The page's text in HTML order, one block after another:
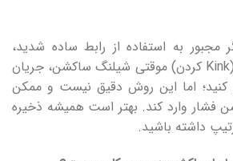
مجبور به استفاده از رابط ساده شدید،
می‌توانید با خم کردن (Kink کردن) موقتی شیلنگ ساکشن، جریان
اما این روش دقیق نیست و ممکن
فشار وارد کند. بهتر است همیشه ذخیره
داشته باشید.